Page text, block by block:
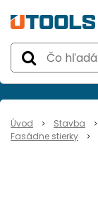
Úvod Stavba
Fasádne stierky